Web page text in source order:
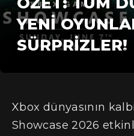
YENI
SÜRPRIZLER!
Xbox dünyasının
Showcase 2026